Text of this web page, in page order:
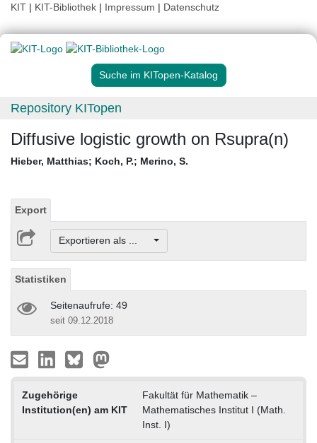
KIT | KIT-Bibliothek | Impressum | Datenschutz
Suche im KITopen-Katalog
Repository KITopen
Diffusive logistic growth on Rsupra(n)
Hieber, Matthias; Koch, P.; Merino, S.
Export
Exportieren als ...
Statistiken
Seitenaufrufe: 49
seit 09.12.2018
Zugehörige
Institution(en) am KIT
Fakultät für Mathematik –
Mathematisches Institut I (Math.
Inst. I)